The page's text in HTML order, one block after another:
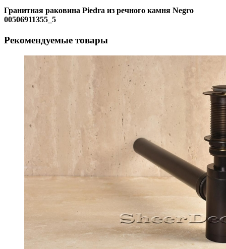
Гранитная раковина Piedra из речного камня Negro
00506911355_5
Рекомендуемые товары